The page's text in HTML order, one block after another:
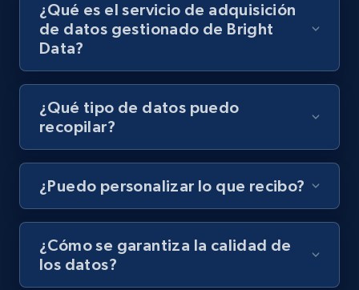
¿Qué es el servicio de adquisición
de datos gestionado de Bright
Data?
¿Qué tipo de datos puedo
recopilar?
¿Puedo personalizar lo que recibo?
¿Cómo se garantiza la calidad de
los datos?